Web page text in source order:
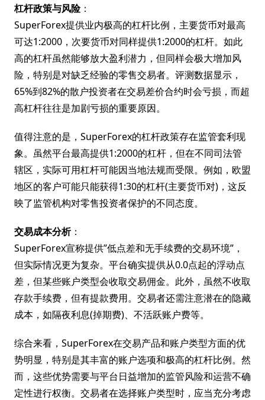
杠杆政策与风险：
SuperForex提供业内极高的杠杆比例，主要货币对最高
可达1:2000，次要货币对同样提供1:2000的杠杆。如此
高的杠杆虽然能够放大盈利潜力，但同样会极大增加风
险，特别是对缺乏经验的零售交易者。评测数据显示，
65%到82%的散户投资者在交易差价合约时会亏损，而超
高杠杆往往是加剧亏损的重要原因。
值得注意的是，SuperForex的杠杆政策存在监管套利现
象。虽然平台最高提供1:2000的杠杆，但在不同司法管
辖区，实际可用杠杆可能因当地法规而受限。例如，欧盟
地区的客户可能只能获得1:30的杠杆(主要货币对)，这反
映了监管机构对零售投资者保护的不同态度。
交易成本分析：
SuperForex宣称提供”低点差和无手续费的交易环境”，
但实际情况更为复杂。平台确实提供从0.0点起的浮动点
差，但某些账户类型会收取交易佣金。此外，虽然不收取
存款手续费，但有提款费用。交易者还需注意潜在的隐藏
成本，如隔夜利息(掉期费)、不活跃账户费等。
综合来看，SuperForex在交易产品和账户类型方面的优
势明显，特别是其丰富的账户选项和极高的杠杆比例。然
而，这些优势需要与平台日益增加的监管风险和运营不确
定性进行权衡。交易者在选择账户类型时，应当充分考虑